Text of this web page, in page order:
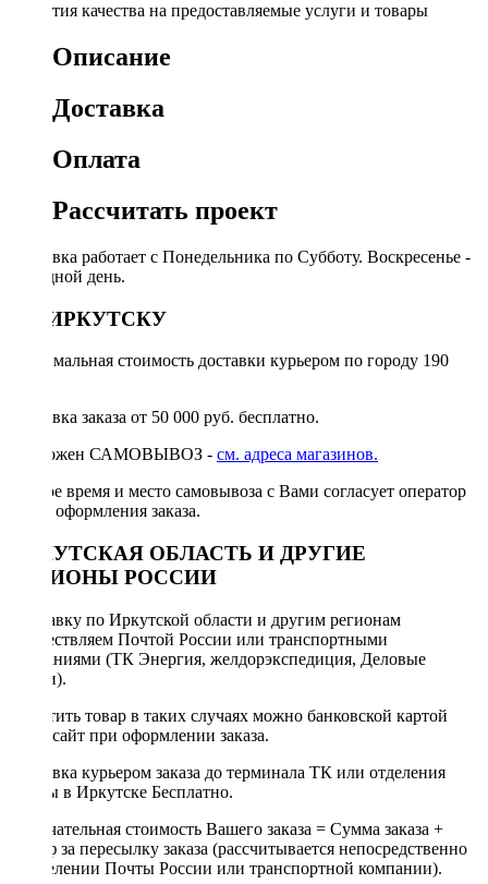
Гарантия качества на предоставляемые услуги и товары
Описание
Доставка
Оплата
Рассчитать проект
Доставка работает с Понедельника по Субботу. Воскресенье -
выходной день.
ПО ИРКУТСКУ
Минимальная стоимость доставки курьером по городу 190
Доставка заказа от 50 000 руб. бесплатно.
Возможен САМОВЫВОЗ - см. адреса магазинов.
Точное время и место самовывоза с Вами согласует оператор
после оформления заказа.
ИРКУТСКАЯ ОБЛАСТЬ И ДРУГИЕ
РЕГИОНЫ РОССИИ
Отправку по Иркутской области и другим регионам
осуществляем Почтой России или транспортными
компаниями (ТК Энергия, желдорэкспедиция, Деловые
линии).
Оплатить товар в таких случаях можно банковской картой
через сайт при оформлении заказа.
Доставка курьером заказа до терминала ТК или отделения
Почты в Иркутске Бесплатно.
Окончательная стоимость Вашего заказа = Сумма заказа +
Тариф за пересылку заказа (рассчитывается непосредственно
в отделении Почты России или транспортной компании).